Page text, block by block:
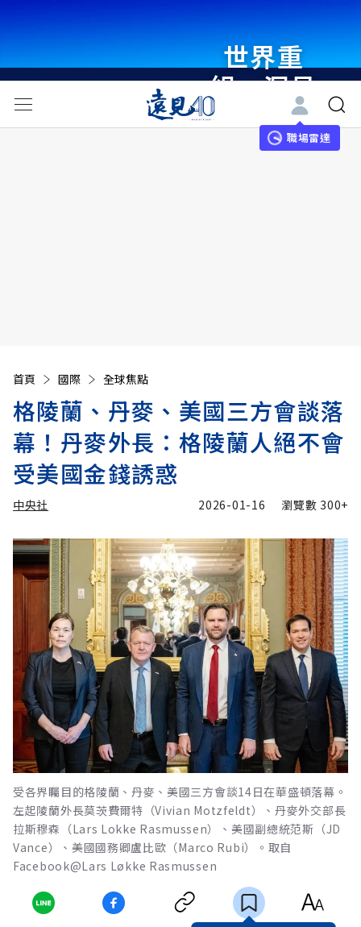
世界重
組・洞見
未來 與
世界領袖
職場雷達
首頁 國際 全球焦點
格陵蘭、丹麥、美國三方會談落
幕！丹麥外長：格陵蘭人絕不會
受美國金錢誘惑
中央社 2026-01-16 瀏覽數 300+
受各界矚目的格陵蘭、丹麥、美國三方會談14日在華盛頓落幕。
左起陵蘭外長莫茨費爾特（Vivian Motzfeldt）、丹麥外交部長
拉斯穆森（Lars Lokke Rasmussen）、美國副總統范斯（JD
Vance）、美國國務卿盧比歐（Marco Rubi）。取自
Facebook@Lars Løkke Rasmussen